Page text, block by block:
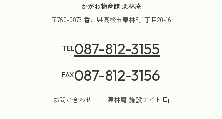
かがわ物産館 栗林庵
〒760-0073 香川県高松市栗林町1丁目20-16
TEL087-812-3155
FAX087-812-3156
お問い合わせ 栗林庵 施設サイト